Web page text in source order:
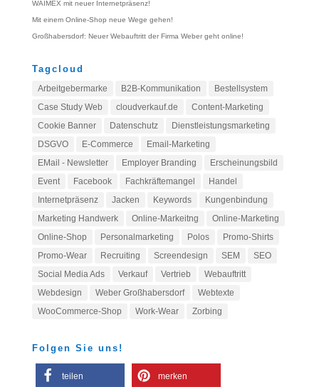
WAIMEX mit neuer Internetpräsenz!
Mit einem Online-Shop neue Wege gehen!
Großhabersdorf: Neuer Webauftritt der Firma Weber geht online!
Tagcloud
Arbeitgebermarke B2B-Kommunikation
Bestellsystem
Case Study Web
cloudverkauf.de
Content-Marketing
Cookie Banner
Datenschutz
Dienstleistungsmarketing
DSGVO
E-Commerce
Email-Marketing
EMail - Newsletter
Employer Branding
Erscheinungsbild
Event
Facebook Fachkräftemangel
Handel
Internetpräsenz
Jacken Keywords
Kungenbindung
Marketing Handwerk
Online-Markeitng
Online-Marketing
Online-Shop
Personalmarketing Polos
Promo-Shirts
Promo-Wear
Recruiting Screendesign SEM
SEO
Social Media Ads
Verkauf Vertrieb
Webauftritt
Webdesign
Weber Großhabersdorf
Webtexte
WooCommerce-Shop
Work-Wear Zorbing
Folgen Sie uns!
teilen merken